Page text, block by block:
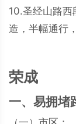
10.圣经山路西
造，半幅通行
荣成
一、易拥堵